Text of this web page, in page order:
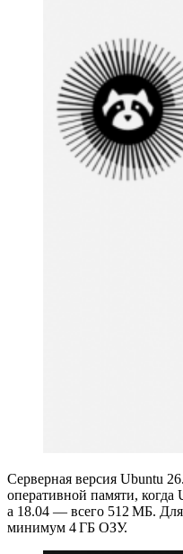
Серверная версия Ubuntu
оперативной памяти, когда
а 18.04 — всего 512 МБ. Для
минимум 4 ГБ ОЗУ.